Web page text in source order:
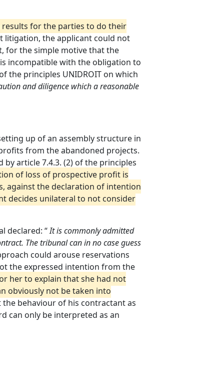
for the parties to do their
litigation, the applicant could not
for the simple motive that the
incompatible with the obligation to
the principles UNIDROIT on which
and diligence which a reasonable
up of an assembly structure in
from the abandoned projects.
article 7.4.3. (2) of the principles
of loss of prospective profit is
against the declaration of intention
decides unilateral to not consider
declared: “It is commonly admitted
The tribunal can in no case guess
could arouse reservations
the expressed intention from the
her to explain that she had not
obviously not be taken into
behaviour of his contractant as
can only be interpreted as an